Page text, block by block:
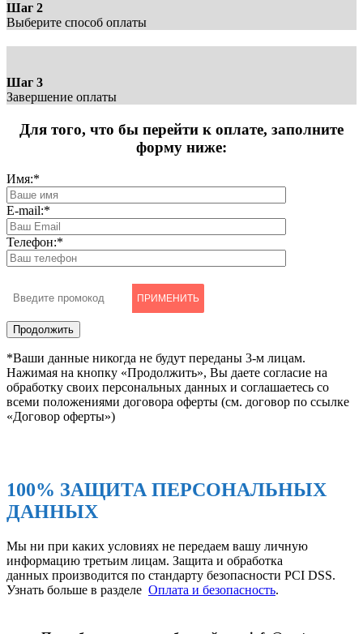
Шаг 2
Выберите способ оплаты
Шаг 3
Завершение оплаты
Для того, что бы перейти к оплате, заполните
форму ниже:
Имя:*
E-mail:*
Телефон:*
ПРИМЕНИТЬ
*Ваши данные никогда не будут переданы 3-м лицам.
Нажимая на кнопку «Продолжить», Вы даете согласие на
обработку своих персональных данных и соглашаетесь со
всеми положениями договора оферты (см. договор по ссылке
«Договор оферты»)
100% ЗАЩИТА ПЕРСОНАЛЬНЫХ
ДАННЫХ
Мы ни при каких условиях не передаем вашу личную
информацию третьим лицам. Защита и обработка
данных производится по стандарту безопасности PCI DSS.
Узнать больше в разделе Оплата и безопасность.